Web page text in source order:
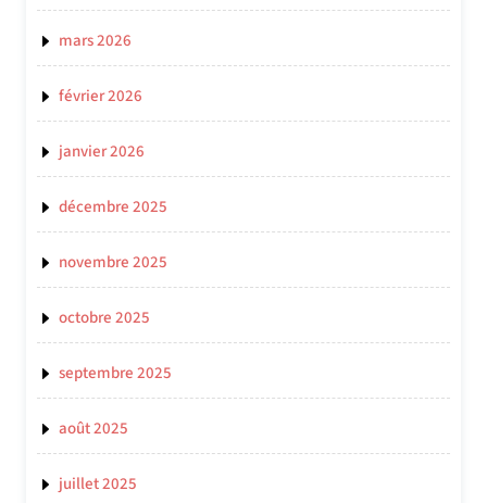
mars 2026
février 2026
janvier 2026
décembre 2025
novembre 2025
octobre 2025
septembre 2025
août 2025
juillet 2025